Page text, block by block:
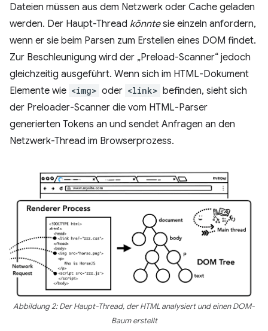
Dateien müssen aus dem Netzwerk oder Cache geladen
werden. Der Haupt-Thread könntesie einzeln anfordern,
wenn er sie beim Parsen zum Erstellen eines DOM findet.
Zur Beschleunigung wird der „Preload-Scanner“ jedoch
gleichzeitig ausgeführt. Wenn sich im HTML-Dokument
Elemente wie <img> oder <link> befinden, sieht sich
der Preloader-Scanner die vom HTML-Parser
generierten Tokens an und sendet Anfragen an den
Netzwerk-Thread im Browserprozess.
Abbildung 2: Der Haupt-Thread, der HTML analysiert und einen DOM-
Baum erstellt